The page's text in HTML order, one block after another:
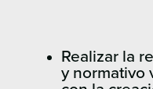
Realizar la
y normativo